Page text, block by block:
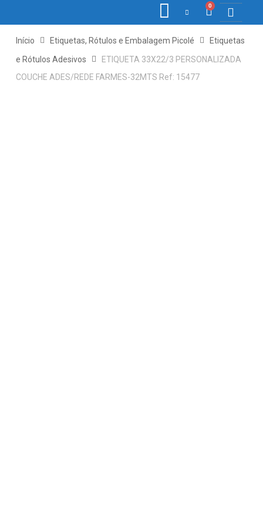
0
Início Etiquetas, Rótulos e Embalagem Picolé
Etiquetas
e Rótulos Adesivos
ETIQUETA 33X22/3 PERSONALIZADA
COUCHE ADES/REDE FARMES-32MTS Ref: 15477